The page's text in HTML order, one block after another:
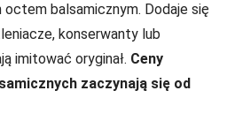
balsamicznym. Dodaje się
konserwanty lub
imitować oryginał. Ceny
zaczynają się od